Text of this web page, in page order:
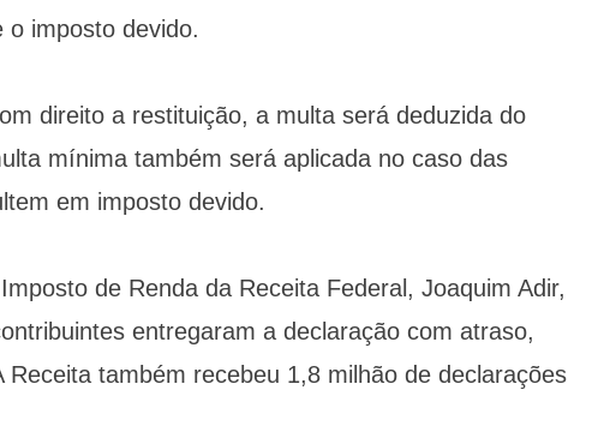
o imposto devido.
direito a restituição, a multa será deduzida do
mínima também será aplicada no caso das
em imposto devido.
de Renda da Receita Federal, Joaquim Adir,
entregaram a declaração com atraso,
também recebeu 1,8 milhão de declarações